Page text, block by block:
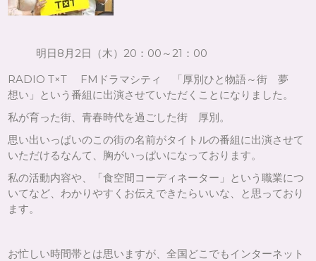
明日8月2日（木）20：00～21：00
RADIO T×T FMドラマシティ 「厚別ひと物語～街 夢
想い」という番組に出演させていただくことになりました。
私が育った街、青春時代を過ごした街 厚別。
思い出いっぱいのこの街の名前がタイトルの番組に出演させて
いただけるなんて、胸がいっぱいになっております。
私の活動内容や、「食空間コーディネーター」という職業につ
いてなど、わかりやすくお伝えできたらいいな、と思っており
ます。
お忙しい時間帯とは思いますが、全国どこでもインターネット